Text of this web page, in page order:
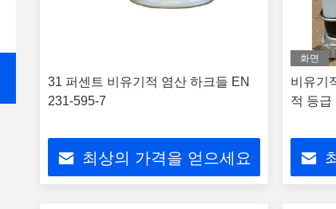
31 퍼센트 비유기적 염산 하크들 EN
231-595-7
최상의 가격을 얻으세요
화면
비유기
적 등급